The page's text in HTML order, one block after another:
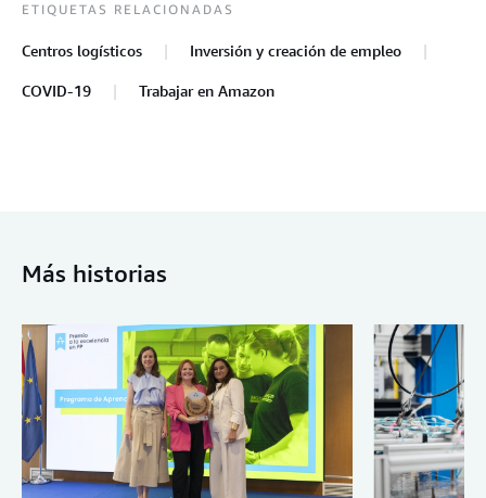
ETIQUETAS RELACIONADAS
Centros logísticos Inversión y creación de empleo
COVID-19 Trabajar en Amazon
Más historias